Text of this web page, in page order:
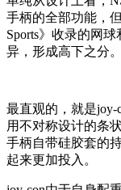
手柄的全部功能，
Sports》收录的网
异，形成高下之分。
最直观的，就是
用不对称设计的条
手柄自带硅胶套的
起来更加投入。